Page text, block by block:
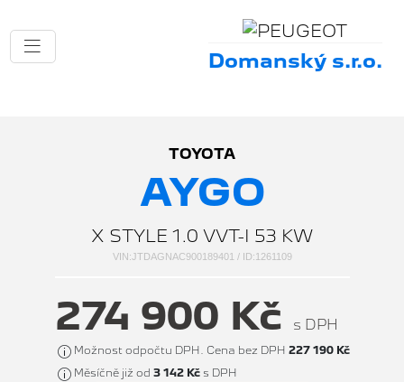
Domanský s.r.o.
TOYOTA
AYGO
X STYLE 1.0 VVT-I 53 KW
VIN:JTDAGNAC900189401 / ID:1261109
274 900 Kč s DPH
Možnost odpočtu DPH. Cena bez DPH 227 190 Kč
Měsíčně již od 3 142 Kč s DPH